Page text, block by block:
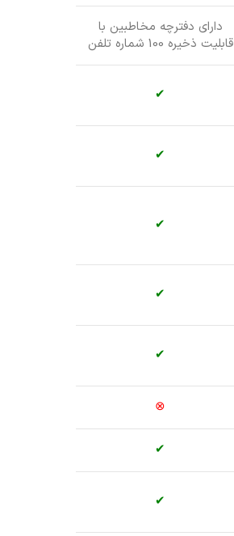
دارای دفترچه مخاطبین با
قابلیت ذخیره 100 شماره تلفن
✔
✔
✔
✔
✔
⊗
✔
✔